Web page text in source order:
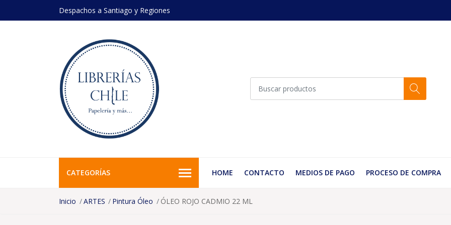
Despachos a Santiago y Regiones
CATEGORÍAS HOME CONTACTO MEDIOS DE PAGO PROCESO DE COMPRA
Inicio ARTES Pintura Óleo ÓLEO ROJO CADMIO 22 ML